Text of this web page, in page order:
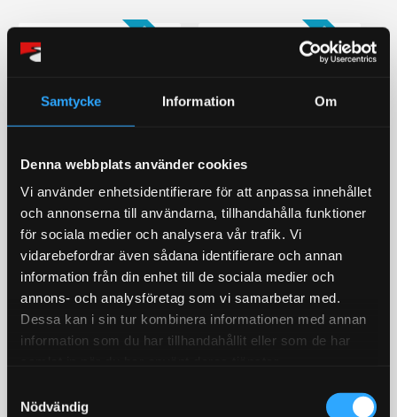
Samtycke Information Om
Denna webbplats använder cookies
Vi använder enhetsidentifierare för att anpassa innehållet
och annonserna till användarna, tillhandahålla funktioner
för sociala medier och analysera vår trafik. Vi
vidarebefordrar även sådana identifierare och annan
information från din enhet till de sociala medier och
annons- och analysföretag som vi samarbetar med.
Dessa kan i sin tur kombinera informationen med annan
information som du har tillhandahållit eller som de har
Nödvändig
Foliatec, flera olika färger!
2- komponents
bromsoksfärg / Välj färg i
rullistan
Lägg till i favoriter
INFO
Bränslepump Walbro
GST450 450L/h in tank
Värstingbränslepump!
450l/timman
1 679
STORSÄLJARE!
Lägg till i favoriterKÖP